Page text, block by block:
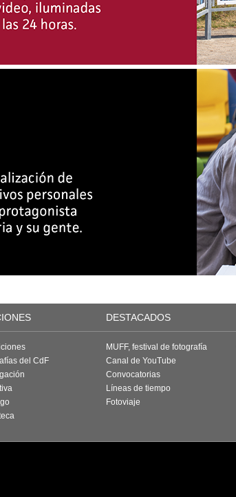
DESTACADOS
del CdF
MUFF, festival de fotografía
Canal de YouTube
Convocatorias
Líneas de tiempo
Fotoviaje